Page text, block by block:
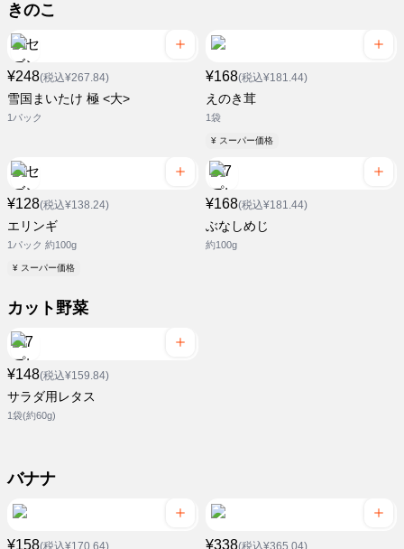
きのこ
¥248(税込¥267.84)
雪国まいたけ 極 <大>
1パック
¥168(税込¥181.44)
えのき茸
1袋
¥ スーパー価格
¥128(税込¥138.24)
エリンギ
1パック 約100g
¥ スーパー価格
¥168(税込¥181.44)
ぶなしめじ
約100g
カット野菜
¥148(税込¥159.84)
サラダ用レタス
1袋(約60g)
バナナ
¥158(税込¥170.64) ¥338(税込¥365.04)